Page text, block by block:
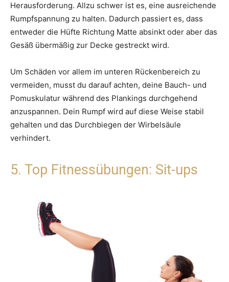
Herausforderung. Allzu schwer ist es, eine ausreichende
Rumpfspannung zu halten. Dadurch passiert es, dass
entweder die Hüfte Richtung Matte absinkt oder aber das
Gesäß übermäßig zur Decke gestreckt wird.
Um Schäden vor allem im unteren Rückenbereich zu
vermeiden, musst du darauf achten, deine Bauch- und
Pomuskulatur während des Plankings durchgehend
anzuspannen. Dein Rumpf wird auf diese Weise stabil
gehalten und das Durchbiegen der Wirbelsäule
verhindert.
5. Top Fitnessübungen: Sit-ups